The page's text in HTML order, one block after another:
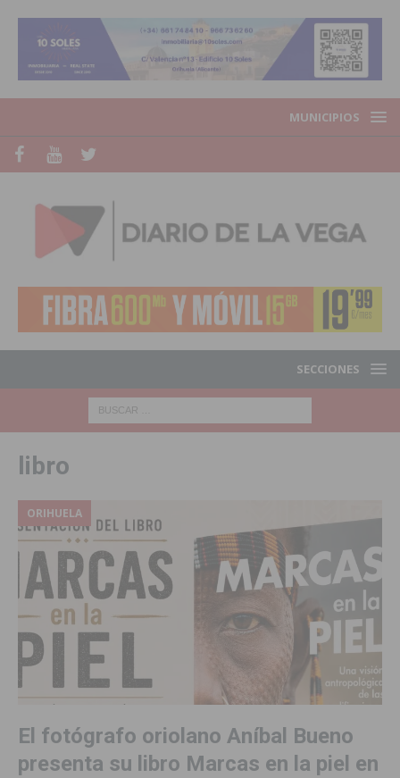
MUNICIPIOS
SECCIONES
libro
ORIHUELA
El fotógrafo oriolano Aníbal Bueno
presenta su libro Marcas en la piel en